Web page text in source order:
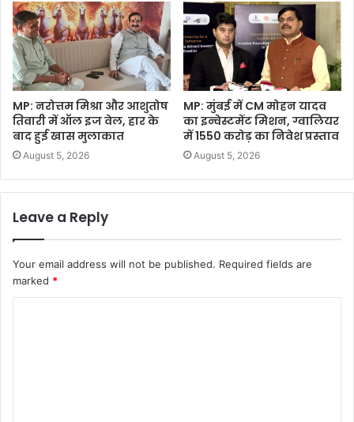
MP: नरोत्तम मिश्रा और आशुतोष
तिवारी में ऑल इज वेल, हार के
बाद हुई खास मुलाकात
August 5, 2026
MP: मुंबई में CM मोहन यादव
का इन्वेस्टमेंट मिशन, ग्वालियर
में 1550 करोड़ का निवेश प्रस्ताव
August 5, 2026
Leave a Reply
Your email address will not be published. Required fields are
marked *